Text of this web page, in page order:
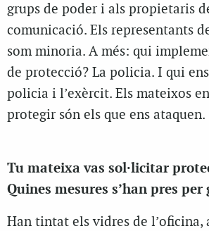
grups de poder i als propietaris
comunicació. Els representants
som minoria. A més: qui
de protecció? La policia. I qui
policia i l’exèrcit. Els mateixos
protegir són els que ens ataquen.
Tu mateixa vas sol·licitar
Quines mesures s’han pres
Han tintat els vidres de l’oficina,